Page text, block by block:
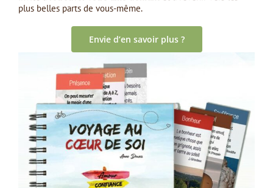
plus belles parts de vous-même.
Envie d’en savoir plus ?